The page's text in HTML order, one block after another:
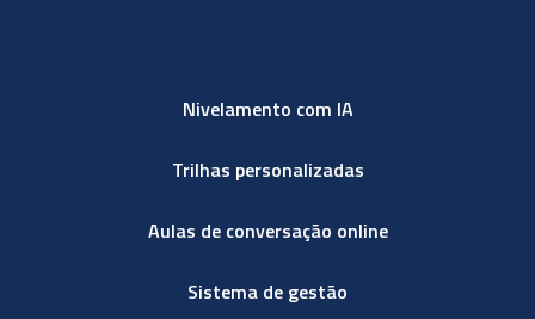
Nivelamento com IA
Trilhas personalizadas
Aulas de conversação online
Sistema de gestão